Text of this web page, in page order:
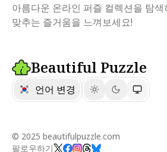
아름다운 온라인 퍼즐 컬렉션을 탐
맞추는 즐거움을 느껴보세요!
Beautiful Puzzle
언어 변경
© 2025 beautifulpuzzle.com
팔로우하기